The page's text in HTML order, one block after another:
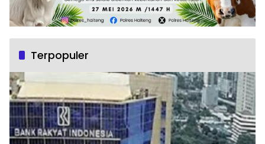
Terpopuler